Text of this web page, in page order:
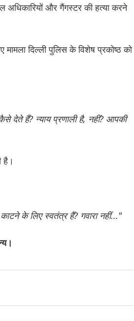
अधिकारियों और गैंगस्टर की हत्या करने
दिल्ली पुलिस के विशेष प्रकोष्ठ को
देते हैं? न्याय प्रणाली है, नहीं? आपकी
है।
के लिए स्वतंत्र हैं? गवारा नहीं..."